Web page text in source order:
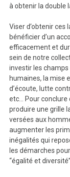
à obtenir la double
Viser d’obtenir
bénéficier d’un
efficacement et
sein de notre
investir les
humaines, la mise
d’écoute, lutte
etc… Pour conclure
produire une grille
versées aux
augmenter les
inégalités qui
les démarches
“égalité et diversité”.